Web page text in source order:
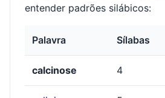
entender padrões silábicos:
Palavra Sílabas
calcinose 4